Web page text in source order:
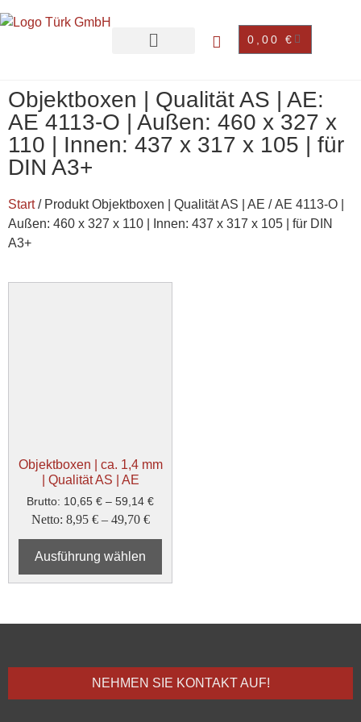
0,00 €
Objektboxen | Qualität AS | AE:
AE 4113-O | Außen: 460 x 327 x
110 | Innen: 437 x 317 x 105 | für
DIN A3+
Start/ Produkt Objektboxen | Qualität AS | AE / AE 4113-O |
Außen: 460 x 327 x 110 | Innen: 437 x 317 x 105 | für DIN
A3+
Objektboxen | ca. 1,4 mm
| Qualität AS | AE
Brutto: 10,65 € – 59,14 €
Netto: 8,95 € – 49,70 €
Ausführung wählen
NEHMEN SIE KONTAKT AUF!